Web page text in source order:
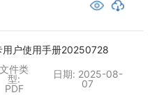
用户使用手册20250728
文件类
型:
PDF
日期: 2025-08-
07